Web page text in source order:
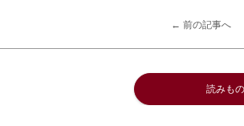
← 前の記事へ
読みも